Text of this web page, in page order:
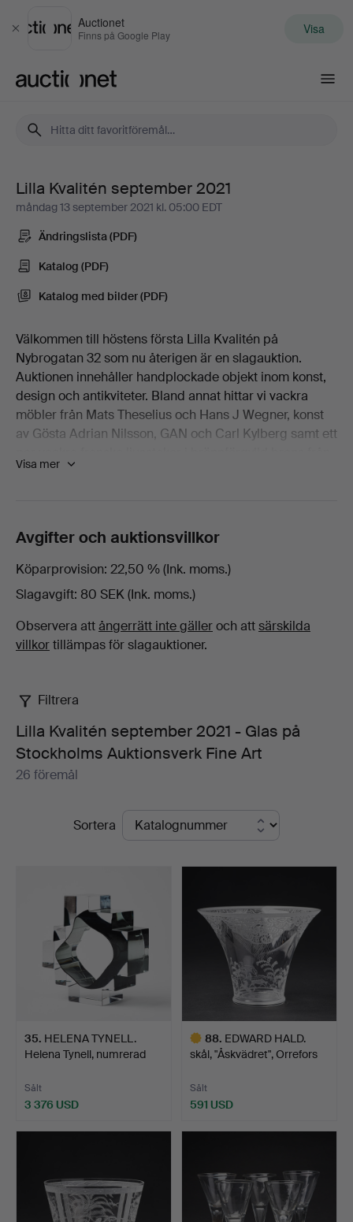
Stäng
Auctionet
Finns på Google Play Visa
Lilla
Kvalitén
september
2021
Glas
på
Stockholms
Fine
Art
Lilla Kvalitén september 2021
måndag 13 september 2021 kl. 05:00 EDT
Ändringslista (PDF)
Katalog (PDF)
Katalog med bilder (PDF)
Välkommen till höstens första Lilla Kvalitén på
Nybrogatan 32 som nu återigen är en slagauktion.
Auktionen innehåller handplockade objekt inom konst,
design och antikviteter. Bland annat hittar vi vackra
möbler från Mats Theselius och Hans J Wegner, konst
av Gösta Adrian Nilsson, GAN och Carl Kylberg samt ett
1800-talets första hälft och mycket mer.
Vardagar 11–18
Slagauktion 13 september kl 11
Visa mer
Avgifter och auktionsvillkor
Köparprovision 22,50 % (Ink. moms.)
Slagavgift 80 SEK (Ink. moms.)
Observera attångerrätt inte gälleroch attsärskilda
villkortillämpas för slagauktioner.
Filtrera
Lilla Kvalitén september 2021 - Glas på
Stockholms Auktionsverk Fine Art
26 föremål
Sortera
35. HELENA TYNELL.
Helena Tynell, numrerad
Sålt
3 376 USD
88. EDWARD HALD.
skål, "Åskvädret", Orrefors
Sålt
591 USD